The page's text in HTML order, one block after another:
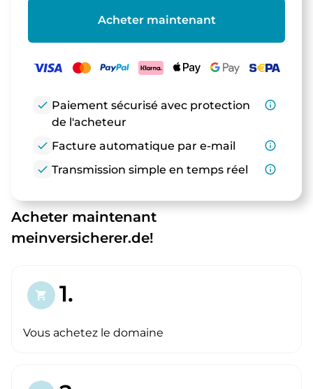
Acheter maintenant
check Paiement sécurisé avec protection
de l'acheteur
info_outline
check Facture automatique par e-mail
info_outline
check Transmission simple en temps réel info_outline
Acheter maintenant
meinversicherer.de!
shopping_cart 1.
Vous achetez le domaine